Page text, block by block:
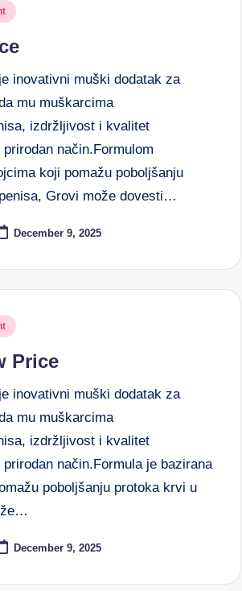
inovativni muški dodatak za
mu muškarcima
izdržljivost i kvalitet
način.Formulom
koji pomažu poboljšanju
Grovi može dovesti…
December 9, 2025
Price
inovativni muški dodatak za
mu muškarcima
izdržljivost i kvalitet
način.Formula je bazirana
poboljšanju protoka krvi u
December 9, 2025